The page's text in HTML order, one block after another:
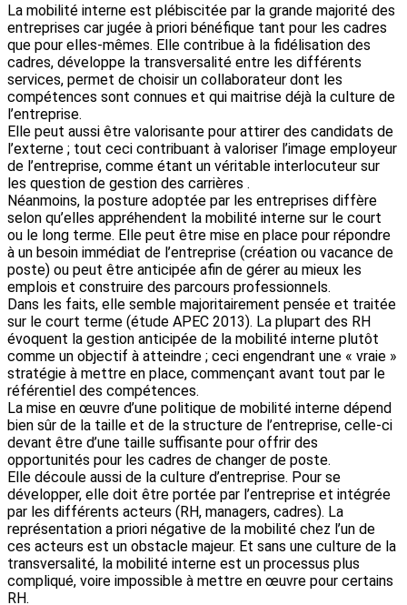
La mobilité interne est plébiscitée par la grande majorité des
entreprises car jugée à priori bénéfique tant pour les cadres
que pour elles-mêmes. Elle contribue à la fidélisation des
cadres, développe la transversalité entre les différents
services, permet de choisir un collaborateur dont les
compétences sont connues et qui maitrise déjà la culture de
l’entreprise.
Elle peut aussi être valorisante pour attirer des candidats de
l’externe ; tout ceci contribuant à valoriser l’image employeur
de l’entreprise, comme étant un véritable interlocuteur sur
les question de gestion des carrières .
Néanmoins, la posture adoptée par les entreprises diffère
selon qu’elles appréhendent la mobilité interne sur le court
ou le long terme. Elle peut être mise en place pour répondre
à un besoin immédiat de l’entreprise (création ou vacance de
poste) ou peut être anticipée afin de gérer au mieux les
emplois et construire des parcours professionnels.
Dans les faits, elle semble majoritairement pensée et traitée
sur le court terme (étude APEC 2013). La plupart des RH
évoquent la gestion anticipée de la mobilité interne plutôt
comme un objectif à atteindre ; ceci engendrant une « vraie »
stratégie à mettre en place, commençant avant tout par le
référentiel des compétences.
La mise en œuvre d’une politique de mobilité interne dépend
bien sûr de la taille et de la structure de l’entreprise, celle-ci
devant être d’une taille suffisante pour offrir des
opportunités pour les cadres de changer de poste.
Elle découle aussi de la culture d’entreprise. Pour se
développer, elle doit être portée par l’entreprise et intégrée
par les différents acteurs (RH, managers, cadres). La
représentation a priori négative de la mobilité chez l’un de
ces acteurs est un obstacle majeur. Et sans une culture de la
transversalité, la mobilité interne est un processus plus
compliqué, voire impossible à mettre en œuvre pour certains
RH.